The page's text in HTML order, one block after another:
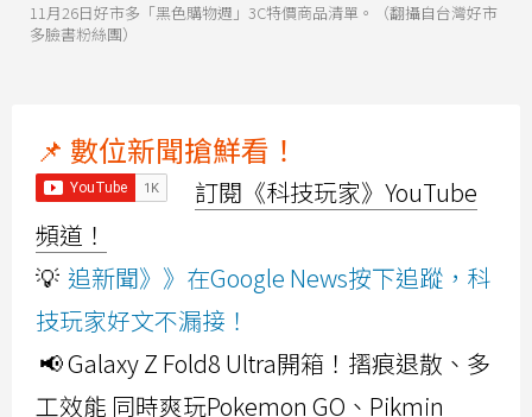
11月26日好市多「黑色購物週」3C特價商品清單。（翻攝自台灣好市
多臉書粉絲團）
📌 數位新聞搶鮮看！
訂閱《科技玩家》YouTube
頻道！
💡 追新聞》》在Google News按下追蹤，科
技玩家好文不漏接！
📢 Galaxy Z Fold8 Ultra開箱！摺痕退散、多
工效能 同時爽玩Pokemon GO、Pikmin